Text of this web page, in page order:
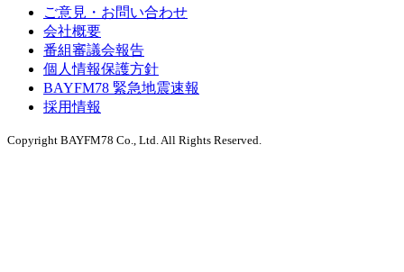
ご意見・お問い合わせ
会社概要
番組審議会報告
個人情報保護方針
BAYFM78 緊急地震速報
採用情報
Copyright BAYFM78 Co., Ltd. All Rights Reserved.